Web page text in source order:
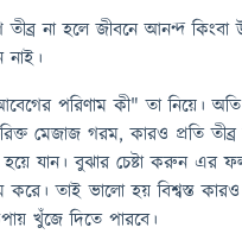
না হলে জীবনে আনন্দ কিংবা
নাই।
পরিণাম কী" তা নিয়ে।
মেজাজ গরম, কারও প্রতি
যান। বুঝার চেষ্টা করুন এর
তাই ভালো হয় বিশ্বস্ত
খুঁজে দিতে পারবে।